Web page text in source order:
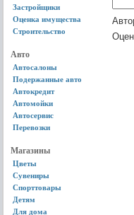
Застройщики
Оценка имущества
Строительство
Авто
Автосалоны
Подержанные авто
Автокредит
Автомойки
Автосервис
Перевозки
Магазины
Цветы
Сувениры
Спорттовары
Детям
Для дома